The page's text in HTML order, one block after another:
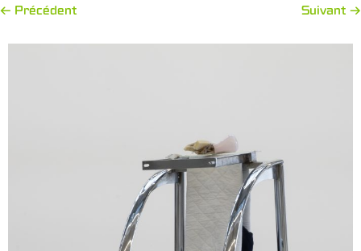
← Précédent Suivant →